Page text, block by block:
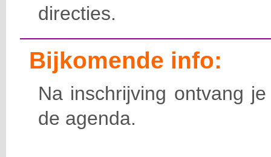
directies.
Bijkomende info:
Na inschrijving ontvang
de agenda.